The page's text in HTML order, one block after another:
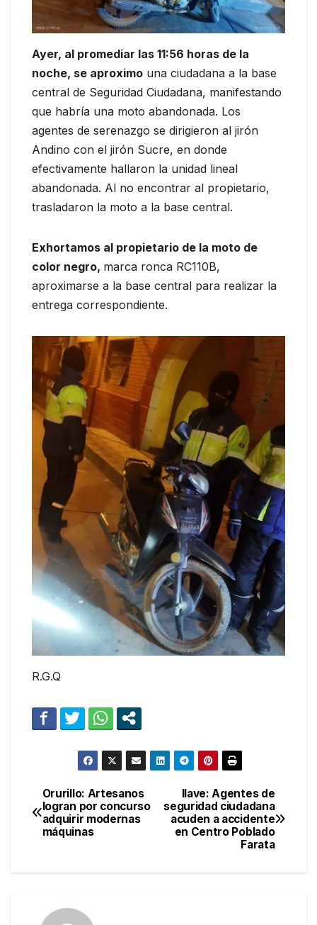
Ayer, al promediar las 11:56 horas de la
noche, se aproximo una ciudadana a la base
central de Seguridad Ciudadana, manifestando
que habría una moto abandonada. Los
agentes de serenazgo se dirigieron al jirón
Andino con el jirón Sucre, en donde
efectivamente hallaron la unidad lineal
abandonada. Al no encontrar al propietario,
trasladaron la moto a la base central.
Exhortamos al propietario de la moto de
color negro, marca ronca RC110B,
aproximarse a la base central para realizar la
entrega correspondiente.
R.G.Q
Navegación
de
Ilave: Agentes de
seguridad ciudadana
acuden a accidente
en Centro Poblado
Farata
Orurillo: Artesanos
logran por concurso
adquirir modernas
máquinas